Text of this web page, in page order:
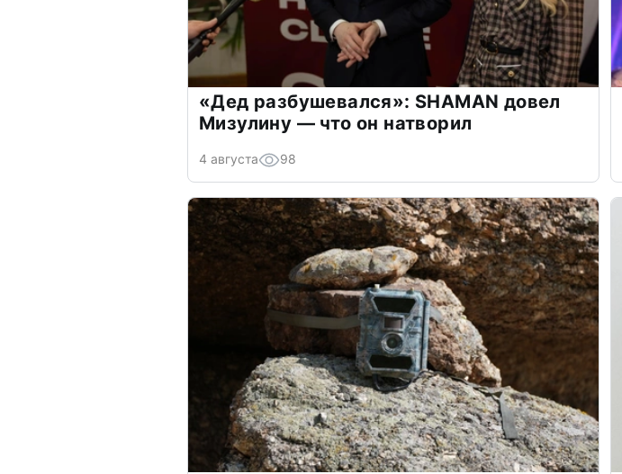
«Дед разбушевался»: SHAMAN довел
Мизулину — что он натворил
4 августа 98